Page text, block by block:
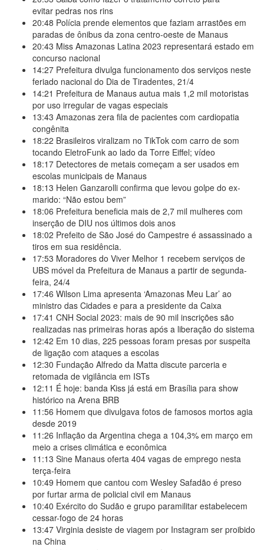
evitar pedras nos rins
20:48 Polícia prende elementos que faziam arrastões em
paradas de ônibus da zona centro-oeste de Manaus
20:43 Miss Amazonas Latina 2023 representará estado em
concurso nacional
14:27 Prefeitura divulga funcionamento dos serviços neste
feriado nacional do Dia de Tiradentes, 21/4
14:21 Prefeitura de Manaus autua mais 1,2 mil motoristas
por uso irregular de vagas especiais
13:43 Amazonas zera fila de pacientes com cardiopatia
congênita
18:22 Brasileiros viralizam no TikTok com carro de som
tocando EletroFunk ao lado da Torre Eiffel; vídeo
18:17 Detectores de metais começam a ser usados em
escolas municipais de Manaus
18:13 Helen Ganzarolli confirma que levou golpe do ex-
marido: “Não estou bem”
18:06 Prefeitura beneficia mais de 2,7 mil mulheres com
inserção de DIU nos últimos dois anos
18:02 Prefeito de São José do Campestre é assassinado a
tiros em sua residência.
17:53 Moradores do Viver Melhor 1 recebem serviços de
UBS móvel da Prefeitura de Manaus a partir de segunda-
feira, 24/4
17:46 Wilson Lima apresenta ‘Amazonas Meu Lar’ ao
ministro das Cidades e para a presidente da Caixa
17:41 CNH Social 2023: mais de 90 mil inscrições são
realizadas nas primeiras horas após a liberação do sistema
12:42 Em 10 dias, 225 pessoas foram presas por suspeita
de ligação com ataques a escolas
12:30 Fundação Alfredo da Matta discute parceria e
retomada de vigilância em ISTs
12:11 É hoje: banda Kiss já está em Brasília para show
histórico na Arena BRB
11:56 Homem que divulgava fotos de famosos mortos agia
desde 2019
11:26 Inflação da Argentina chega a 104,3% em março em
meio a crises climática e econômica
11:13 Sine Manaus oferta 404 vagas de emprego nesta
terça-feira
10:49 Homem que cantou com Wesley Safadão é preso
por furtar arma de policial civil em Manaus
10:40 Exército do Sudão e grupo paramilitar estabelecem
cessar-fogo de 24 horas
13:47 Virginia desiste de viagem por Instagram ser proibido
na China